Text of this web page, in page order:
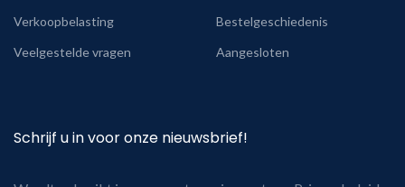
Verkoopbelasting
Veelgestelde vragen
Bestelgeschiedenis
Aangesloten
Schrijf u in voor onze nieuwsbrief!